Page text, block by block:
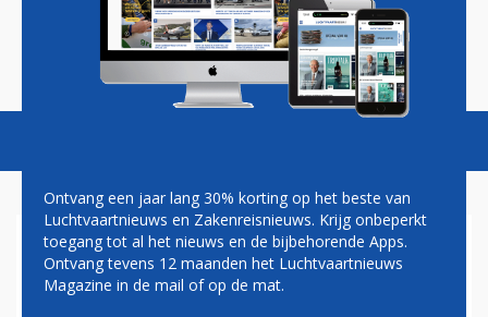
Magazine Podcasts Vacatures
TWEE F-35'S OPGESTEGEN
VANAF VOLKEL OM DRONE
Ontvang een jaar lang 30% korting op het beste van
Luchtvaartnieuws en Zakenreisnieuws. Krijg onbeperkt
toegang tot al het nieuws en de bijbehorende Apps.
Ontvang tevens 12 maanden het Luchtvaartnieuws
Magazine in de mail of op de mat.